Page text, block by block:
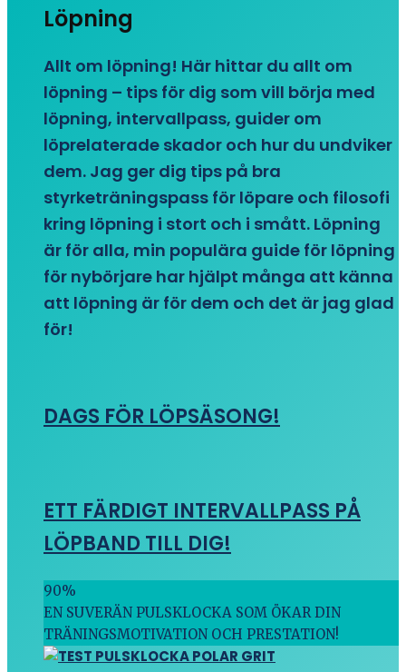
Löpning
Allt om löpning! Här hittar du allt om
löpning – tips för dig som vill börja med
löpning, intervallpass, guider om
löprelaterade skador och hur du undviker
dem. Jag ger dig tips på bra
styrketräningspass för löpare och filosofi
kring löpning i stort och i smått. Löpning
är för alla, min populära guide för löpning
för nybörjare har hjälpt många att känna
att löpning är för dem och det är jag glad
för!
DAGS FÖR LÖPSÄSONG!
ETT FÄRDIGT INTERVALLPASS PÅ
LÖPBAND TILL DIG!
90%
EN SUVERÄN PULSKLOCKA SOM ÖKAR DIN
TRÄNINGSMOTIVATION OCH PRESTATION!